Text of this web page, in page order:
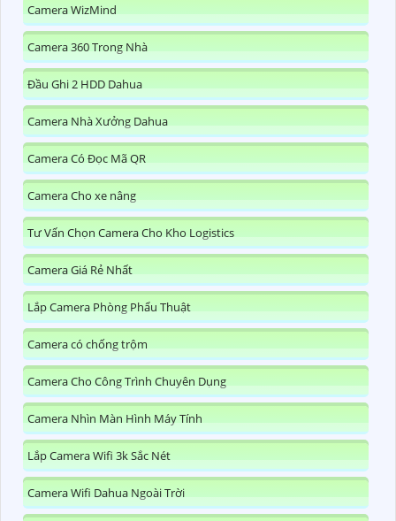
Camera WizMind
Camera 360 Trong Nhà
Đầu Ghi 2 HDD Dahua
Camera Nhà Xưởng Dahua
Camera Có Đọc Mã QR
Camera Cho xe nâng
Tư Vấn Chọn Camera Cho Kho Logistics
Camera Giá Rẻ Nhất
Lắp Camera Phòng Phẩu Thuật
Camera có chống trộm
Camera Cho Công Trình Chuyên Dụng
Camera Nhìn Màn Hình Máy Tính
Lắp Camera Wifi 3k Sắc Nét
Camera Wifi Dahua Ngoài Trời